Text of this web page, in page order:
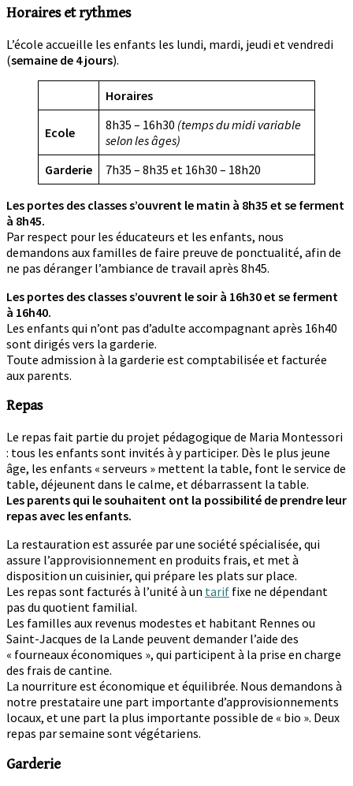
Horaires et rythmes
L’école accueille les enfants les lundi, mardi, jeudi et vendredi
(semaine de 4 jours).
Horaires
Ecole 8h35 – 16h30 (temps du midi variable
selon les âges)
Garderie
7h35 – 8h35 et 16h30 – 18h20
Les portes des classes s’ouvrent le matin à 8h35 et se ferment
à 8h45.
Par respect pour les éducateurs et les enfants, nous
demandons aux familles de faire preuve de ponctualité, afin de
ne pas déranger l’ambiance de travail après 8h45.
Les portes des classes s’ouvrent le soir à 16h30 et se ferment
à 16h40.
Les enfants qui n’ont pas d’adulte accompagnant après 16h40
sont dirigés vers la garderie.
Toute admission à la garderie est comptabilisée et facturée
aux parents.
Repas
Le repas fait partie du projet pédagogique de Maria Montessori
: tous les enfants sont invités à y participer. Dès le plus jeune
âge, les enfants « serveurs » mettent la table, font le service de
table, déjeunent dans le calme, et débarrassent la table.
Les parents qui le souhaitent ont la possibilité de prendre leur
repas avec les enfants.
La restauration est assurée par une société spécialisée, qui
assure l’approvisionnement en produits frais, et met à
disposition un cuisinier, qui prépare les plats sur place.
Les repas sont facturés à l’unité à un tarif fixe ne dépendant
pas du quotient familial.
Les familles aux revenus modestes et habitant Rennes ou
Saint-Jacques de la Lande peuvent demander l’aide des
« fourneaux économiques », qui participent à la prise en charge
des frais de cantine.
La nourriture est économique et équilibrée. Nous demandons à
notre prestataire une part importante d’approvisionnements
locaux, et une part la plus importante possible de « bio ». Deux
repas par semaine sont végétariens.
Garderie